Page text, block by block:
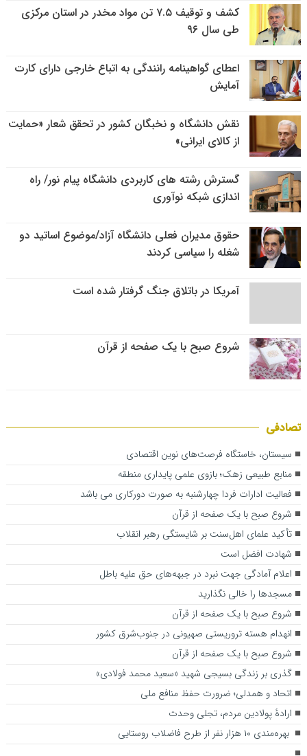
کشف و توقیف ۷.۵ تن مواد مخدر در استان مرکزی
طی سال ۹۶
اعطای گواهینامه رانندگی به اتباع خارجی دارای کارت
آمایش
نقش دانشگاه و نخبگان کشور در تحقق شعار «حمایت
از کالای ایرانی»
گسترش رشته های کاربردی دانشگاه پیام نور/ راه
اندازی شبکه نوآوری
حقوق مدیران فعلی دانشگاه آزاد/موضوع اساتید دو
شغله را سیاسی کردند
آمریکا در باتلاق جنگ گرفتار شده است
شروع صبح با یک صفحه از قرآن
تصادفی
سیستان، خاستگاه فرصت‌های نوین اقتصادی
منابع طبیعی زهک؛ بازوی علمی پایداری منطقه
فعالیت ادارات فردا چهارشنبه به صورت دورکاری می باشد
شروع صبح با یک صفحه از قرآن
تأکید علمای اهل‌سنت بر شایستگی رهبر انقلاب
شهادت افضل است
اعلام آمادگی جهت نبرد در جبهه‌های حق علیه باطل
مسجدها را خالی نگذارید
شروع صبح با یک صفحه از قرآن
انهدام هسته تروریستی صهیونی در جنوب‌شرق کشور
شروع صبح با یک صفحه از قرآن
گذری بر زندگی بسیجی شهید «سعید محمد فولادی»
اتحاد و همدلی؛ ضرورت حفظ منافع ملی
ارادهٔ پولادین مردم، تجلی وحدت
بهره‌مندی ۱۰ هزار نفر از طرح فاضلاب روستایی